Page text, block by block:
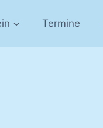
Termine